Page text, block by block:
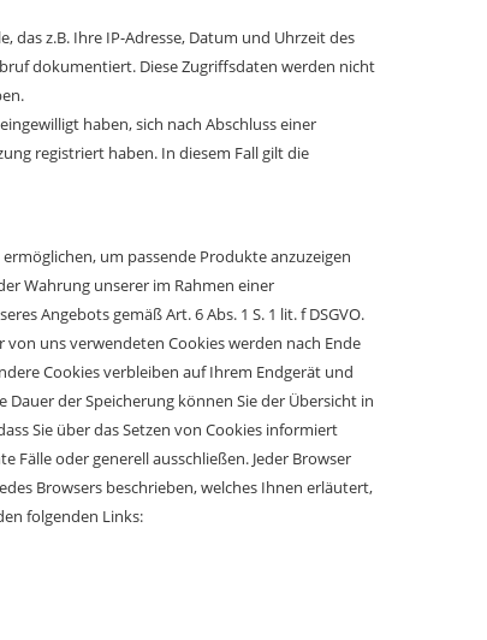
das z.B. Ihre IP-Adresse, Datum und Uhrzeit des
dokumentiert. Diese Zugriffsdaten werden nicht
haben, sich nach Abschluss einer
registriert haben. In diesem Fall gilt die
um passende Produkte anzuzeigen
Wahrung unserer im Rahmen einer
Angebots gemäß Art. 6 Abs. 1 S. 1 lit. f DSGVO.
uns verwendeten Cookies werden nach Ende
Cookies verbleiben auf Ihrem Endgerät und
der Speicherung können Sie der Übersicht in
Sie über das Setzen von Cookies informiert
oder generell ausschließen. Jeder Browser
Browsers beschrieben, welches Ihnen erläutert,
folgenden Links: